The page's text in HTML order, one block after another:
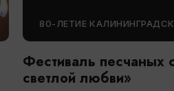
80-ЛЕТИЕ
Фестиваль песчаных
светлой любви»